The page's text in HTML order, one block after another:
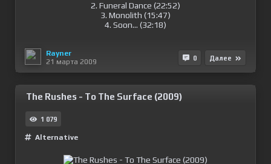
2. Funeral Dance (22:52)
3. Monolith (15:47)
4. Soon... (32:18)
Rayner
21 марта 2009
0 Далее
The Rushes - To The Surface (2009)
1 079
Alternative